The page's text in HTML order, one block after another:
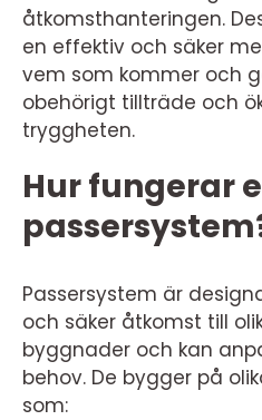
åtkomsthanteringen.
en effektiv och säker
vem som kommer och
obehörigt tillträde och
tryggheten.
Hur fungerar
Passersystem är
och säker åtkomst till
byggnader och kan
behov. De bygger på
som: